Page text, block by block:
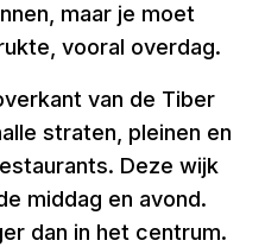
maar je moet
vooral overdag.
van de Tiber
straten, pleinen en
Deze wijk
middag en avond.
dan in het centrum.